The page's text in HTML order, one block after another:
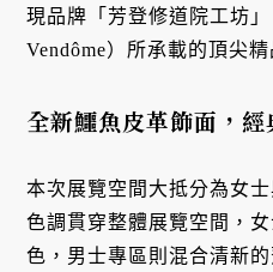
現品牌「芳登修道院工坊
Vendôme）所承載的頂尖精
全新鱷魚皮革飾面，
本次展覽空間大抵分為女
色調貫穿整體展覽空間，
色，男士專區則混合清新